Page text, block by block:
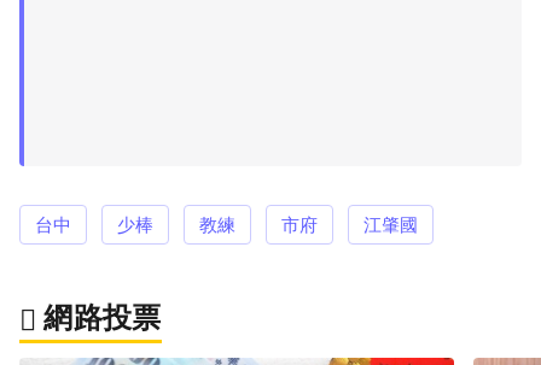
台中 少棒 教練 市府 江肇國
網路投票